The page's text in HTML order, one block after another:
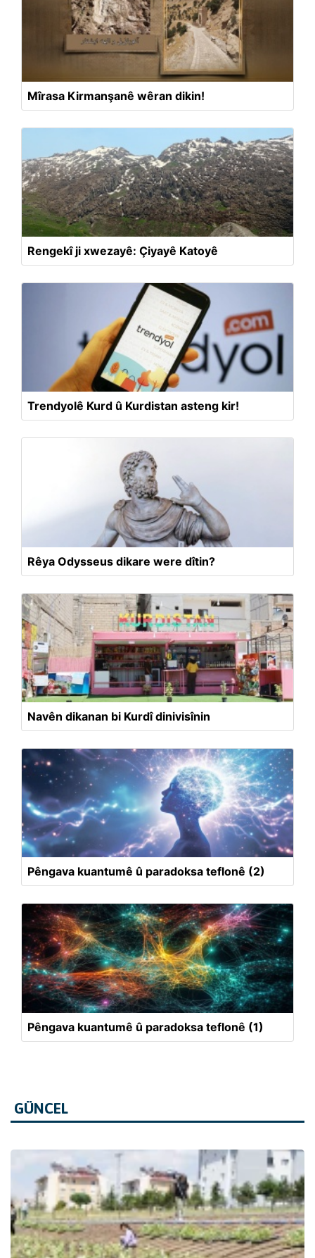
Mîrasa Kirmanşanê wêran dikin!
Rengekî ji xwezayê: Çiyayê Katoyê
Trendyolê Kurd û Kurdistan asteng kir!
Rêya Odysseus dikare were dîtin?
Navên dikanan bi Kurdî dinivisînin
Pêngava kuantumê û paradoksa teflonê (2)
Pêngava kuantumê û paradoksa teflonê (1)
GÜNCEL